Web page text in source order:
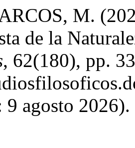
M.
de la
, 62(180), pp.
agosto 2026).